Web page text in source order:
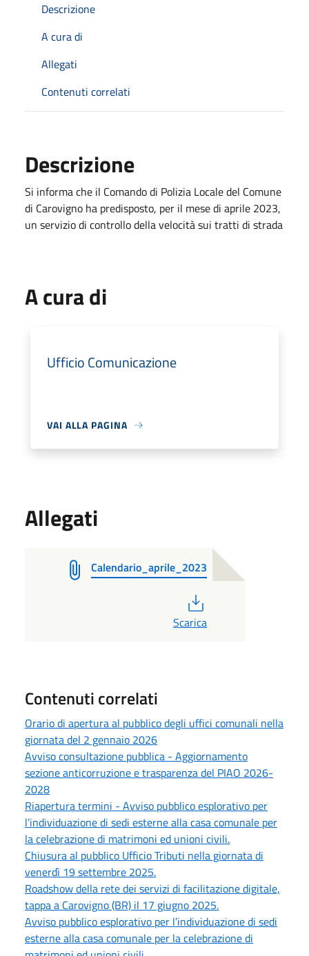
Descrizione
A cura di
Allegati
Contenuti correlati
Descrizione
Si informa che il Comando di Polizia Locale del Comune
di Carovigno ha predisposto, per il mese di aprile 2023,
un servizio di controllo della velocità sui tratti di strada
A cura di
Ufficio Comunicazione
VAI ALLA PAGINA
Allegati
Calendario_aprile_2023
Scarica
Contenuti correlati
Orario di apertura al pubblico degli uffici comunali nella
giornata del 2 gennaio 2026
Avviso consultazione pubblica - Aggiornamento
sezione anticorruzione e trasparenza del PIAO 2026-
2028
Riapertura termini - Avviso pubblico esplorativo per
l’individuazione di sedi esterne alla casa comunale per
la celebrazione di matrimoni ed unioni civili.
Chiusura al pubblico Ufficio Tributi nella giornata di
venerdì 19 settembre 2025.
Roadshow della rete dei servizi di facilitazione digitale,
tappa a Carovigno (BR) il 17 giugno 2025.
Avviso pubblico esplorativo per l’individuazione di sedi
esterne alla casa comunale per la celebrazione di